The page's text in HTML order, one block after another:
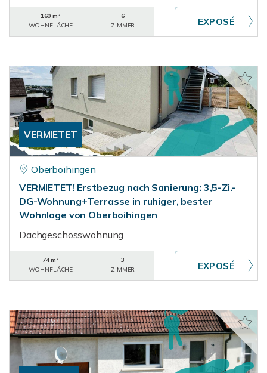
160 m²
WOHNFLÄCHE
6
ZIMMER
VERMIETET
Oberboihingen
VERMIETET! Erstbezug nach Sanierung: 3,5-Zi.-
DG-Wohnung+Terrasse in ruhiger, bester
Wohnlage von Oberboihingen
Dachgeschosswohnung
74 m²
WOHNFLÄCHE
3
ZIMMER